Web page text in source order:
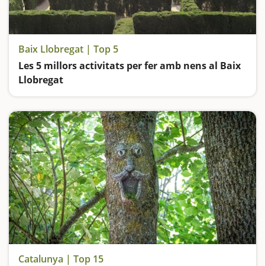
Baix Llobregat | Top 5
Les 5 millors activitats per fer amb nens al Baix
Llobregat
Catalunya | Top 15